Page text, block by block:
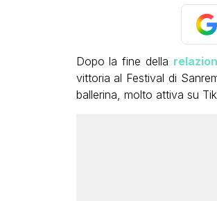
Dopo la fine della
vittoria al Festival di
ballerina, molto attiva su